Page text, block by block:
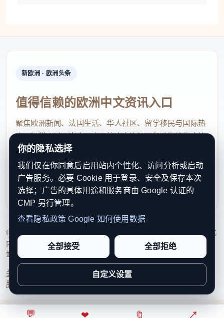
💬 ❤ 🔖 ↗
新欧洲 · 欧洲头条
值得信赖的欧洲中文资讯入口
聚焦欧洲新闻、法国生活、华人社区、留学移民与国际热
点，提供及时、真实、实用的中文资讯，帮助海外华人快
速了解欧洲动态。
contact@xinouzhou.com
服务支持、版权与合作：工作日优先处理站务、投稿与权
利通知
© 2026 新欧洲·欧洲头条. All Rights Reserved. 本网站持续优化
内容透明度、联系方式与用户权利说明，以提升品牌信任感和
站点完整度。
关于我们 编辑规范日期归档隐私政策
服务条款联系我们
你的隐私选择
我们仅在你同意后启用站内个性化、访问分析或启动
广告服务。必要 Cookie 用于登录、安全及保存本次
选择；广告的具体用途和服务商由 Google 认证的
CMP 另行管理。
查看隐私政策 Google 如何使用数据
全部接受 全部拒绝
自定义设置
⌂ ◎ ↗ ○